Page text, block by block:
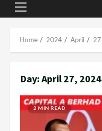
Primary
Home 2024 April 27
Day: April 27, 2024
2 MIN READ